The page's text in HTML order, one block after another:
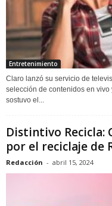
Entretenimiento
Claro lanzó su servicio de
selección de contenidos en
sostuvo el...
Distintivo Recicla:
por el reciclaje de
Redacción - abril 15, 2024